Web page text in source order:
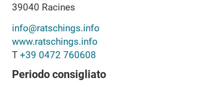
39040 Racines
info@ratschings.info
www.ratschings.info
T +39 0472 760608
Periodo consigliato